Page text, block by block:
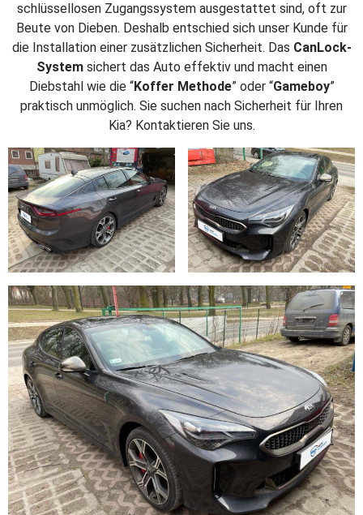
schlüssellosen Zugangssystem ausgestattet sind, oft zur
Beute von Dieben. Deshalb entschied sich unser Kunde für
die Installation einer zusätzlichen Sicherheit. Das CanLock-
Systemsichert das Auto effektiv und macht einen
Diebstahl wie die “Koffer Methode” oder “Gameboy”
praktisch unmöglich. Sie suchen nach Sicherheit für Ihren
Kia? Kontaktieren Sie uns.